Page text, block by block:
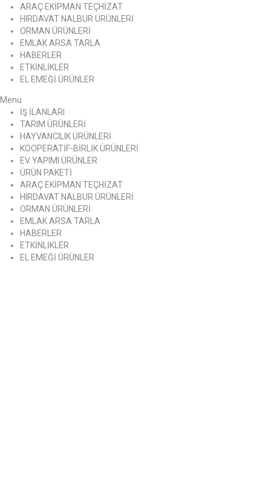
ARAÇ EKİPMAN TEÇHİZAT
HIRDAVAT NALBUR ÜRÜNLERİ
ORMAN ÜRÜNLERİ
EMLAK ARSA TARLA
HABERLER
ETKİNLİKLER
EL EMEĞİ ÜRÜNLER
Menu
İŞ İLANLARI
TARIM ÜRÜNLERİ
HAYVANCILIK ÜRÜNLERİ
KOOPERATİF-BİRLİK ÜRÜNLERİ
EV YAPIMI ÜRÜNLER
ÜRÜN PAKETİ
ARAÇ EKİPMAN TEÇHİZAT
HIRDAVAT NALBUR ÜRÜNLERİ
ORMAN ÜRÜNLERİ
EMLAK ARSA TARLA
HABERLER
ETKİNLİKLER
EL EMEĞİ ÜRÜNLER